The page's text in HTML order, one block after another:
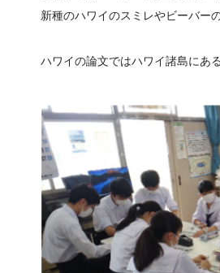
新種のハワイのスミレやビーバー
ハワイの論文ではハワイ諸島にある